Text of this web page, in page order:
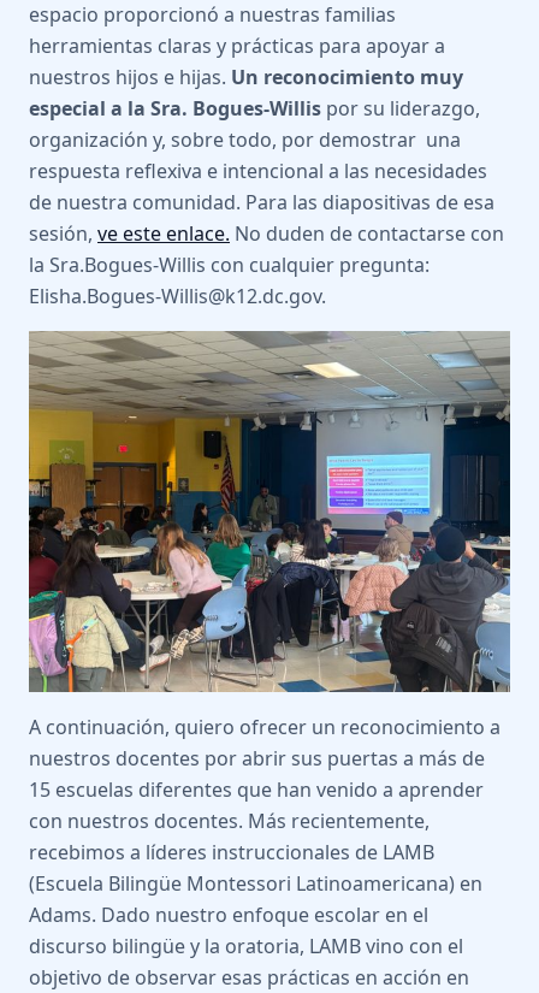
espacio proporcionó a nuestras familias
herramientas claras y prácticas para apoyar a
nuestros hijos e hijas. Un reconocimiento muy
especial a la Sra. Bogues-Willis por su liderazgo,
organización y, sobre todo, por demostrar una
respuesta reflexiva e intencional a las necesidades
de nuestra comunidad. Para las diapositivas de esa
sesión, ve este enlace. No duden de contactarse con
la Sra.Bogues-Willis con cualquier pregunta:
Elisha.Bogues-Willis@k12.dc.gov.
A continuación, quiero ofrecer un reconocimiento a
nuestros docentes por abrir sus puertas a más de
15 escuelas diferentes que han venido a aprender
con nuestros docentes. Más recientemente,
recebimos a líderes instruccionales de LAMB
(Escuela Bilingüe Montessori Latinoamericana) en
Adams. Dado nuestro enfoque escolar en el
discurso bilingüe y la oratoria, LAMB vino con el
objetivo de observar esas prácticas en acción en